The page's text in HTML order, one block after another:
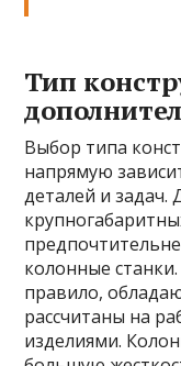
Тип
Выбор типа
напрямую
деталей и задач.
колонные
правило,
рассчитаны на
изделиями.